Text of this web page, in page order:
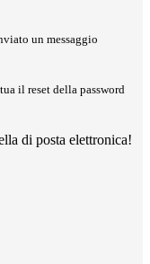
un messaggio
il reset della password
di posta elettronica!